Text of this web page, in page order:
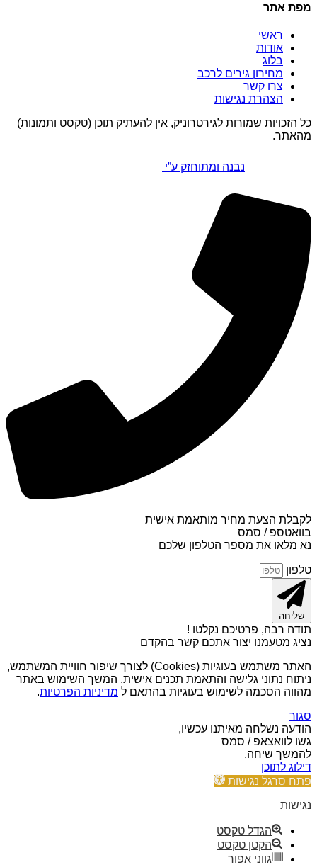
מפת אתר
ראשי
אודות
בלוג
מחירון גירים לרכב
צרו קשר
הצהרת נגישות
כל הזכויות שמורות לגירטרוניק, אין להעתיק תוכן (טקסט ותמונות)
מהאתר.
נבנה ומתוחזק ע”י
לקבלת הצעת מחיר מותאמת אישית
בוואטספ / סמס
נא מלאו את מספר הטלפון שלכם
טלפון
שליחה
תודה רבה, פרטיכם נקלטו !
נציג מטעמנו יצור אתכם קשר בהקדם
האתר משתמש בעוגיות (Cookies) לצורך שיפור חוויית המשתמש,
ניתוח נתוני גלישה והתאמת תכנים אישית. המשך השימוש באתר
מהווה הסכמה לשימוש בעוגיות בהתאם ל מדיניות הפרטיות.
סגור
הודעה נשלחה מאיתנו עכשיו,
גשו לוואצאפ / סמס
להמשך שיחה.
דילוג לתוכן
פתח סרגל נגישות
נגישות
הגדל טקסט
הקטן טקסט
גווני אפור